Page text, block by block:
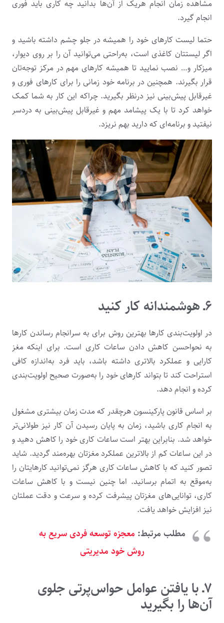
مشاهده زمان انجام هریک از آن‌ها بدانید چه کاری باید فوری
انجام گیرد.
حتما لیست کارهای خود را همیشه در جلو چشم داشته باشید و
اگر لیستتان کاغذی است، به‌راحتی می‌توانید آن را بر روی دیوار،
میزکار و… نصب نمایید تا همیشه کارهای مهم در مرکز توجه‌تان
قرار بگیرند. همچنین در برنامه خود زمانی را برای کارهای فوری و
غیرقابل ‌پیش‌بینی نیز درنظر بگیرید. چراکه این ‌کار به شما کمک
خواهد کرد تا با یک پیشامد مهم و غیرقابل پیش‌بینی به دردسر
نیفتید و برنامه‌ای که دارید بهم نریزد.
۶ـ هوشمندانه کار کنید
در اولویت‌بندی کارها بهترین روش برای به سرانجام رساندن کارها
به نحواحسن کاهش دادن ساعات کاری است. برای اینکه مغز
کارایی و عملکرد بالاتری داشته باشد، باید فرد به‌اندازه کافی
استراحت کند تا بتواند کارهای خود را به‌صورت صحیح اولویت‌بندی
کرده و انجام دهد.
بر اساس قانون پارکینسون هرچقدر که مدت زمان بیشتری مشغول
به انجام کاری باشید، زمان به پایان رسیدن آن کار نیز طولانی‌تر
خواهد شد. بنابراین بهتر است ساعات کاری خود را کاهش دهید و
در این ساعات کم از بالاترین عملکرد مغزتان بهره‌مند گردید. شاید
تصور کنید که با کاهش ساعات کاری هرگز نمی‌توانید کارهایتان را
به‌موقع به اتمام برسانید. اما چنین نیست و با کاهش ساعات
کاری، توانایی‌های مغزتان پیشرفت کرده و سرعت و دقت عملتان
نیز افزایش خواهد یافت.
مطلب مرتبط: معجزه توسعه فردی سریع به‌
روش خود مدیریتی
۷ـ با یافتن عوامل حواس‌پرتی جلوی
آن‌ها را بگیرید